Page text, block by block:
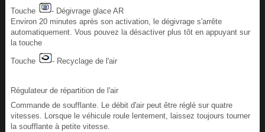
Touche
- Dégivrage glace AR
Environ 20 minutes après son activation, le dégivrage s'arrête
automatiquement. Vous pouvez la désactiver plus tôt en appuyant sur
la touche
Touche - Recyclage de l'air
Régulateur de répartition de l'air
Commande de soufflante. Le débit d'air peut être réglé sur quatre
vitesses. Lorsque le véhicule roule lentement, laissez toujours tourner
la soufflante à petite vitesse.